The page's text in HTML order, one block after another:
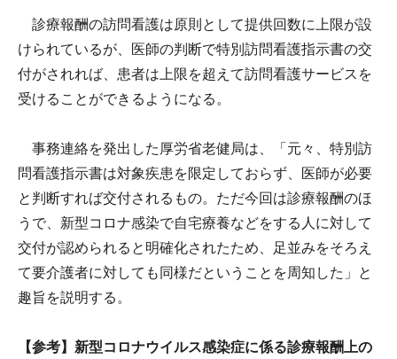
診療報酬の訪問看護は原則として提供回数に上限が設
けられているが、医師の判断で特別訪問看護指示書の交
付がされれば、患者は上限を超えて訪問看護サービスを
受けることができるようになる。
事務連絡を発出した厚労省老健局は、「元々、特別訪
問看護指示書は対象疾患を限定しておらず、医師が必要
と判断すれば交付されるもの。ただ今回は診療報酬のほ
うで、新型コロナ感染で自宅療養などをする人に対して
交付が認められると明確化されたため、足並みをそろえ
て要介護者に対しても同様だということを周知した」と
趣旨を説明する。
【参考】新型コロナウイルス感染症に係る診療報酬上の